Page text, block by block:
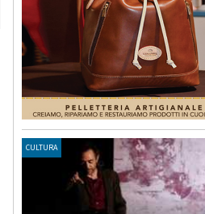
CULTURA